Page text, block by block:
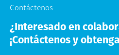
Contáctenos
¿Interesado en
¡Contáctenos y